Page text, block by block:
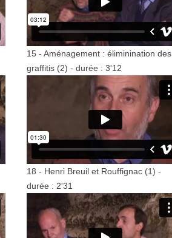
15 - Aménagement : éliminination des
graffitis (2) - durée : 3'12
18 - Henri Breuil et Rouffignac (1) -
durée : 2'31